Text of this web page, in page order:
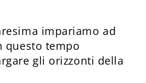
impariamo ad
questo tempo
gli orizzonti della